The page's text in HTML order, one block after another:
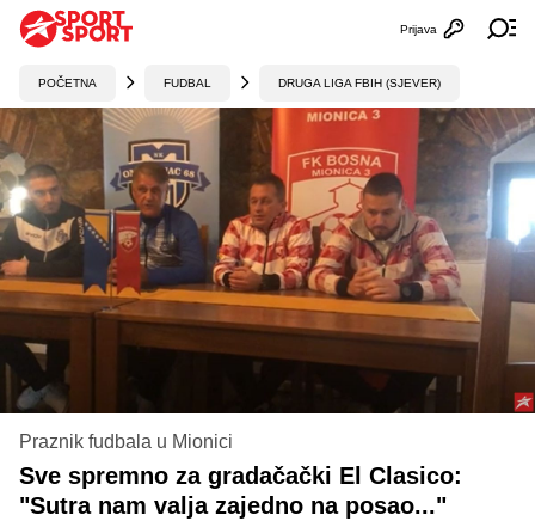
Otvori
Prijava
POČETNA FUDBAL DRUGA LIGA FBIH (SJEVER)
Praznik fudbala u Mionici
Sve spremno za gradačački El Clasico:
"Sutra nam valja zajedno na posao..."